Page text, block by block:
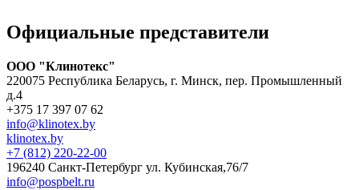
Официальные представители
ООО "Клинотекс"
220075 Республика Беларусь, г. Минск, пер. Промышленный
д.4
+375 17 397 07 62
info@klinotex.by
klinotex.by
+7 (812) 220-22-00
196240 Санкт-Петербург ул. Кубинская,76/7
info@pospbelt.ru